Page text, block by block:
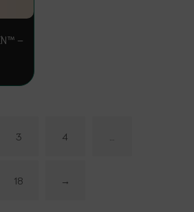
–
3 4
18 →